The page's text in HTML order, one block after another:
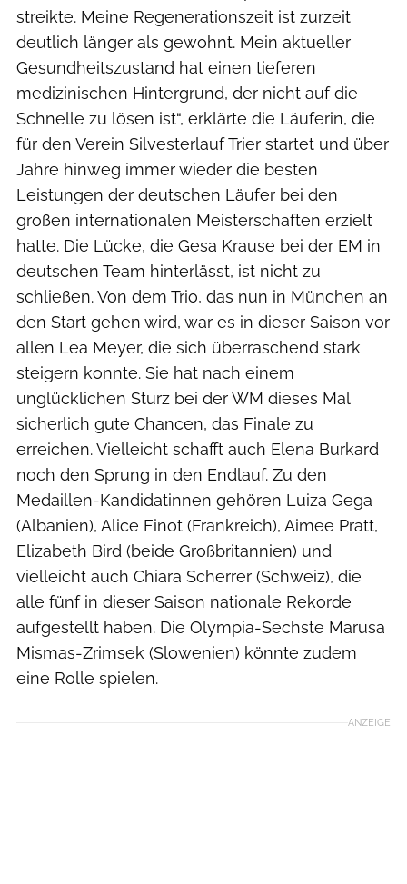
streikte. Meine Regenerationszeit ist zurzeit
deutlich länger als gewohnt. Mein aktueller
Gesundheitszustand hat einen tieferen
medizinischen Hintergrund, der nicht auf die
Schnelle zu lösen ist“, erklärte die Läuferin, die
für den Verein Silvesterlauf Trier startet und über
Jahre hinweg immer wieder die besten
Leistungen der deutschen Läufer bei den
großen internationalen Meisterschaften erzielt
hatte. Die Lücke, die Gesa Krause bei der EM in
deutschen Team hinterlässt, ist nicht zu
schließen. Von dem Trio, das nun in München an
den Start gehen wird, war es in dieser Saison vor
allen Lea Meyer, die sich überraschend stark
steigern konnte. Sie hat nach einem
unglücklichen Sturz bei der WM dieses Mal
sicherlich gute Chancen, das Finale zu
erreichen. Vielleicht schafft auch Elena Burkard
noch den Sprung in den Endlauf. Zu den
Medaillen-Kandidatinnen gehören Luiza Gega
(Albanien), Alice Finot (Frankreich), Aimee Pratt,
Elizabeth Bird (beide Großbritannien) und
vielleicht auch Chiara Scherrer (Schweiz), die
alle fünf in dieser Saison nationale Rekorde
aufgestellt haben. Die Olympia-Sechste Marusa
Mismas-Zrimsek (Slowenien) könnte zudem
eine Rolle spielen.
ANZEIGE